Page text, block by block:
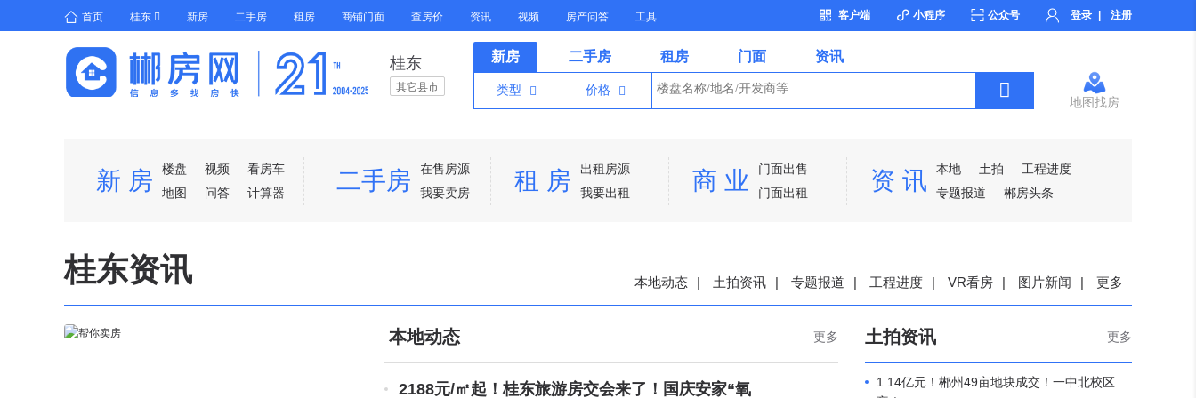
首页 桂东 新房 二手房 租房 商铺门面 查房价 资讯 视频 房产问答 工具
免费发布房源
客户端 小程序 公众号 登录 注册
桂东
其它县市
地图找房
新房 二手房 租房 门面 资讯
类型  价格 
新 房 楼盘 视频
看房车
地图
问答 计算器 二手房
在售房源
我要卖房
租 房
出租房源
我要出租
商 业
门面出售
门面出租
资 讯 本地 土拍
工程进度
专题报道
郴房头条
桂东资讯 本地动态 | 土拍资讯 | 专题报道 | 工程进度 | VR看房 | 图片新闻 | 更多
本地动态 更多
2188元/㎡起！桂东旅游房交会来了！国庆安家“氧
土拍资讯 更多
1.14亿元！郴州49亩地块成交！一中北校区